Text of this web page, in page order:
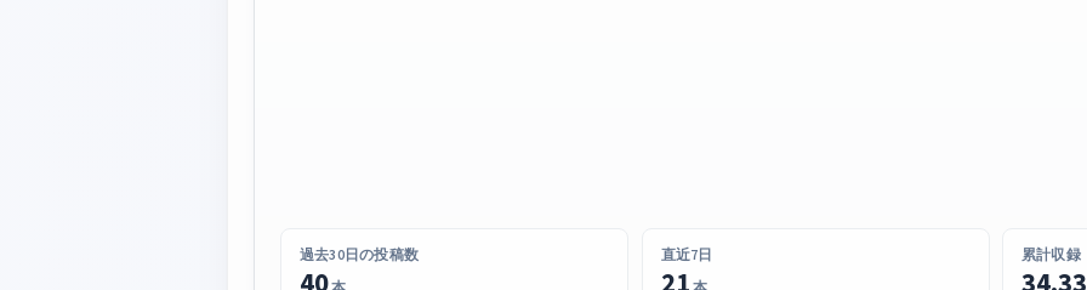
過去30日の投稿数
40
直近7日
21
累計収録